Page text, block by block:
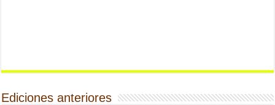
Ediciones anteriores